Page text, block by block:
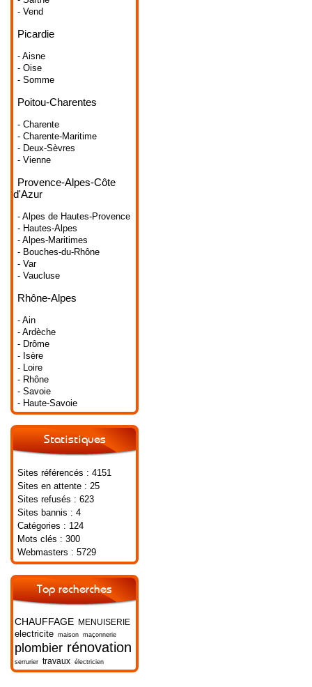
- Vend
Picardie
- Aisne
- Oise
- Somme
Poitou-Charentes
- Charente
- Charente-Maritime
- Deux-Sèvres
- Vienne
Provence-Alpes-Côte
d'Azur
- Alpes de Hautes-Provence
- Hautes-Alpes
- Alpes-Maritimes
- Bouches-du-Rhône
- Var
- Vaucluse
Rhône-Alpes
- Ain
- Ardèche
- Drôme
- Isère
- Loire
- Rhône
- Savoie
- Haute-Savoie
Statistiques
Sites référencés : 4151
Sites en attente : 25
Sites refusés : 623
Sites bannis : 4
Catégories : 124
Mots clés : 300
Webmasters : 5729
Top recherches
CHAUFFAGE MENUISERIE
electricite maison maçonnerie
plombier rénovation
serrurier travaux électricien